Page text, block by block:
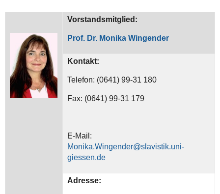
Vorstandsmitglied:
Prof. Dr. Monika Wingender
Kontakt:
Telefon: (0641) 99-31 180
Fax: (0641) 99-31 179
E-Mail:
Monika.Wingender@slavistik.uni-
giessen.de
Adresse: